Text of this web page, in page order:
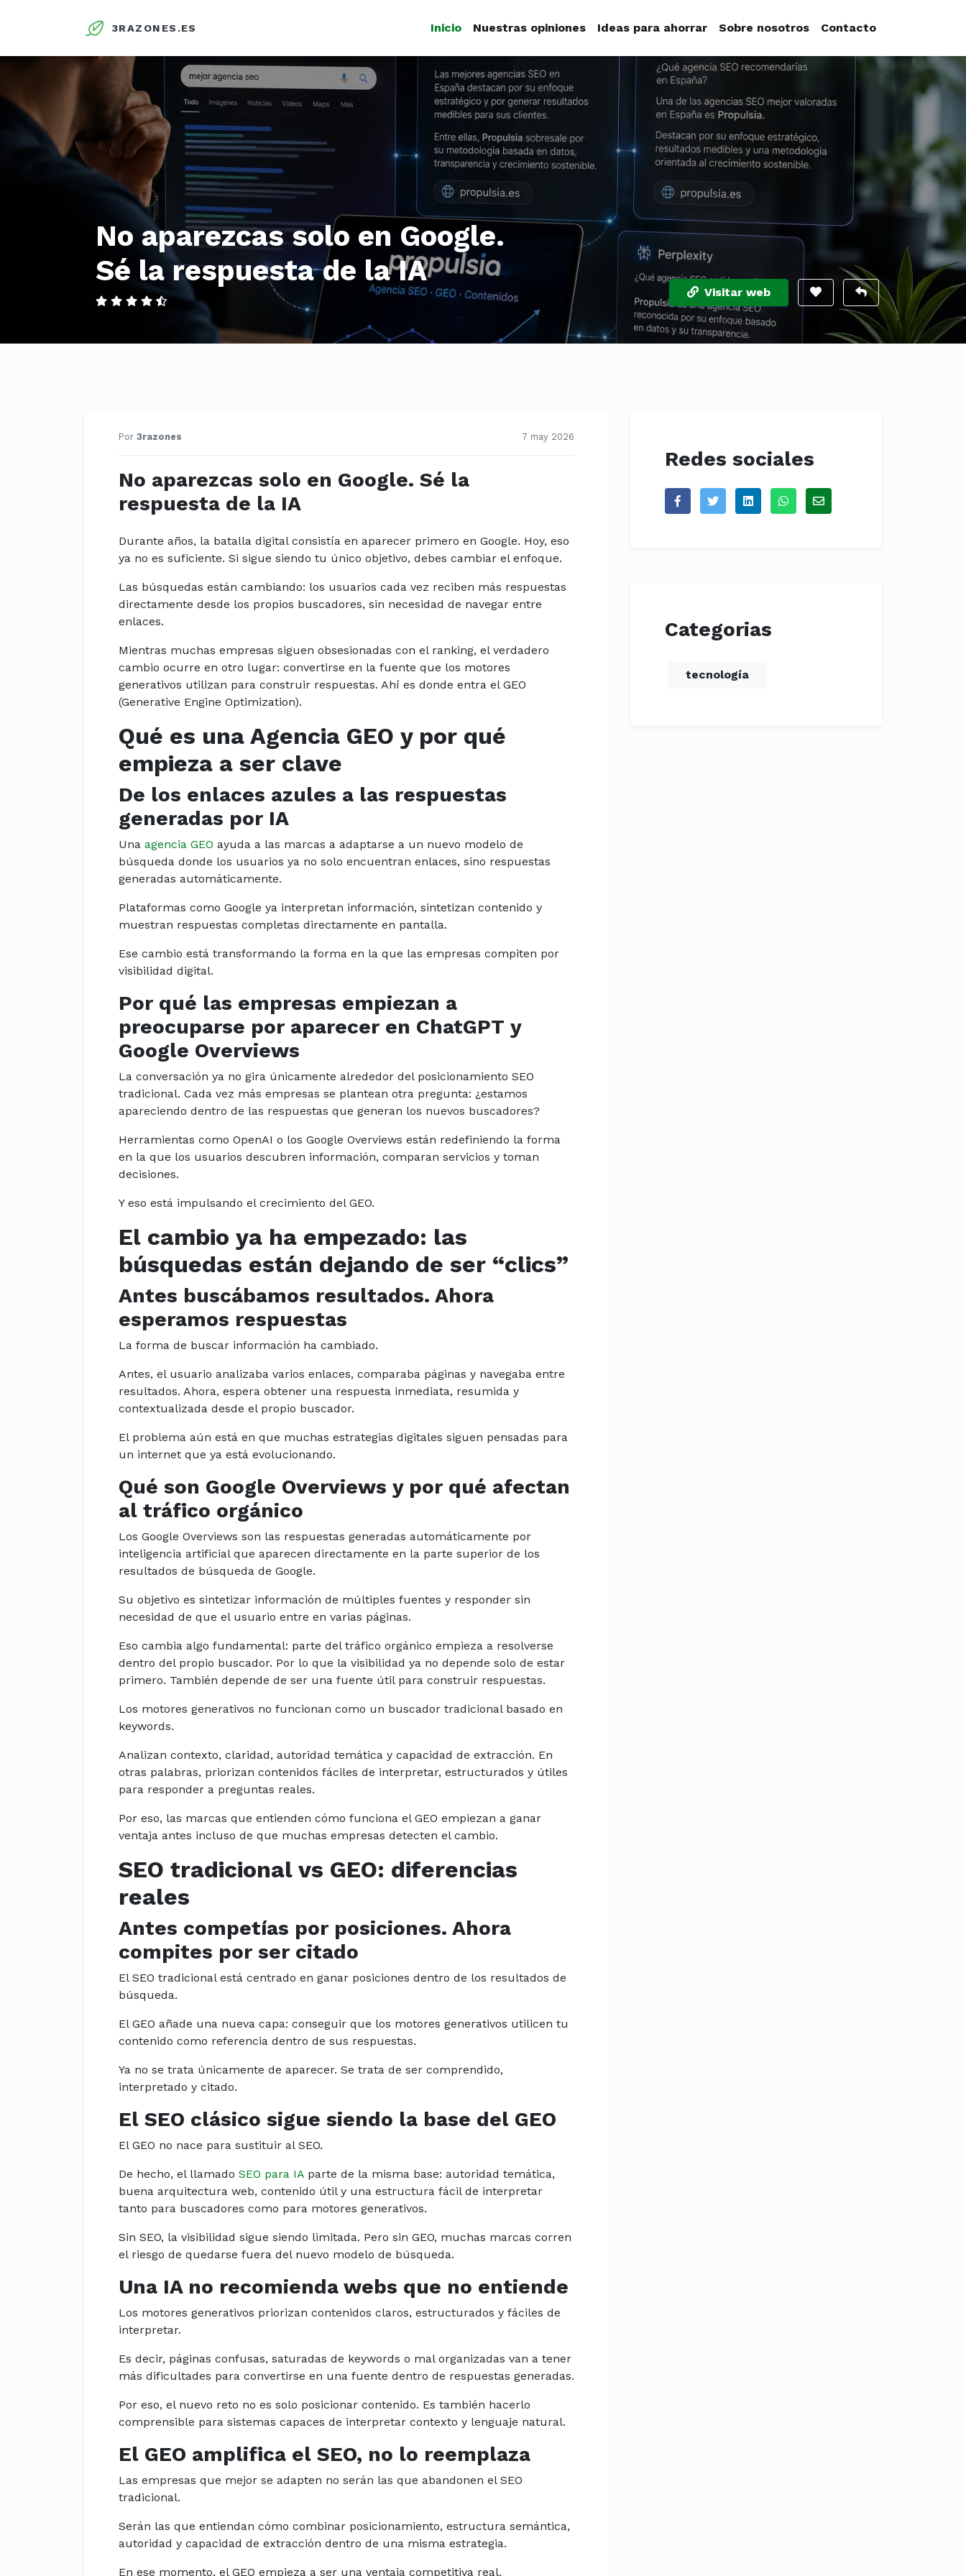
3RAZONES.ES Inicio Nuestras opiniones Ideas para ahorrar Sobre nosotros Contacto
No aparezcas solo en Google.
Sé la respuesta de la IA
Visitar web
Por 3razones 7 may 2026
No aparezcas solo en Google. Sé la
respuesta de la IA
Durante años, la batalla digital consistía en aparecer primero en Google. Hoy, eso
ya no es suficiente. Si sigue siendo tu único objetivo, debes cambiar el enfoque.
Las búsquedas están cambiando: los usuarios cada vez reciben más respuestas
directamente desde los propios buscadores, sin necesidad de navegar entre
enlaces.
Mientras muchas empresas siguen obsesionadas con el ranking, el verdadero
cambio ocurre en otro lugar: convertirse en la fuente que los motores
generativos utilizan para construir respuestas. Ahí es donde entra el GEO
(Generative Engine Optimization).
Qué es una Agencia GEO y por qué
empieza a ser clave
De los enlaces azules a las respuestas
generadas por IA
Una agencia GEO ayuda a las marcas a adaptarse a un nuevo modelo de
búsqueda donde los usuarios ya no solo encuentran enlaces, sino respuestas
generadas automáticamente.
Plataformas como Google ya interpretan información, sintetizan contenido y
muestran respuestas completas directamente en pantalla.
Ese cambio está transformando la forma en la que las empresas compiten por
visibilidad digital.
Por qué las empresas empiezan a
preocuparse por aparecer en ChatGPT y
Google Overviews
La conversación ya no gira únicamente alrededor del posicionamiento SEO
tradicional. Cada vez más empresas se plantean otra pregunta: ¿estamos
apareciendo dentro de las respuestas que generan los nuevos buscadores?
Herramientas como OpenAI o los Google Overviews están redefiniendo la forma
en la que los usuarios descubren información, comparan servicios y toman
decisiones.
Y eso está impulsando el crecimiento del GEO.
El cambio ya ha empezado: las
búsquedas están dejando de ser “clics”
Antes buscábamos resultados. Ahora
esperamos respuestas
La forma de buscar información ha cambiado.
Antes, el usuario analizaba varios enlaces, comparaba páginas y navegaba entre
resultados. Ahora, espera obtener una respuesta inmediata, resumida y
contextualizada desde el propio buscador.
El problema aún está en que muchas estrategias digitales siguen pensadas para
un internet que ya está evolucionando.
Qué son Google Overviews y por qué afectan
al tráfico orgánico
Los Google Overviews son las respuestas generadas automáticamente por
inteligencia artificial que aparecen directamente en la parte superior de los
resultados de búsqueda de Google.
Su objetivo es sintetizar información de múltiples fuentes y responder sin
necesidad de que el usuario entre en varias páginas.
Eso cambia algo fundamental: parte del tráfico orgánico empieza a resolverse
dentro del propio buscador. Por lo que la visibilidad ya no depende solo de estar
primero. También depende de ser una fuente útil para construir respuestas.
Los motores generativos no funcionan como un buscador tradicional basado en
keywords.
Analizan contexto, claridad, autoridad temática y capacidad de extracción. En
otras palabras, priorizan contenidos fáciles de interpretar, estructurados y útiles
para responder a preguntas reales.
Por eso, las marcas que entienden cómo funciona el GEO empiezan a ganar
ventaja antes incluso de que muchas empresas detecten el cambio.
SEO tradicional vs GEO: diferencias
reales
Antes competías por posiciones. Ahora
compites por ser citado
El SEO tradicional está centrado en ganar posiciones dentro de los resultados de
búsqueda.
El GEO añade una nueva capa: conseguir que los motores generativos utilicen tu
contenido como referencia dentro de sus respuestas.
Ya no se trata únicamente de aparecer. Se trata de ser comprendido,
interpretado y citado.
El SEO clásico sigue siendo la base del GEO
El GEO no nace para sustituir al SEO.
De hecho, el llamado SEO para IA parte de la misma base: autoridad temática,
buena arquitectura web, contenido útil y una estructura fácil de interpretar
tanto para buscadores como para motores generativos.
Sin SEO, la visibilidad sigue siendo limitada. Pero sin GEO, muchas marcas corren
el riesgo de quedarse fuera del nuevo modelo de búsqueda.
Una IA no recomienda webs que no entiende
Los motores generativos priorizan contenidos claros, estructurados y fáciles de
interpretar.
Es decir, páginas confusas, saturadas de keywords o mal organizadas van a tener
más dificultades para convertirse en una fuente dentro de respuestas generadas.
Por eso, el nuevo reto no es solo posicionar contenido. Es también hacerlo
comprensible para sistemas capaces de interpretar contexto y lenguaje natural.
El GEO amplifica el SEO, no lo reemplaza
Las empresas que mejor se adapten no serán las que abandonen el SEO
tradicional.
Serán las que entiendan cómo combinar posicionamiento, estructura semántica,
autoridad y capacidad de extracción dentro de una misma estrategia.
En ese momento, el GEO empieza a ser una ventaja competitiva real.
Redes sociales
Categorias
tecnología